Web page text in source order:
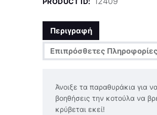
Περιγραφή
Επιπρόσθετες Πληροφορίες
Άνοιξε τα παραθυράκια για να
βοηθήσεις την κοτούλα να
κρύβεται εκεί!